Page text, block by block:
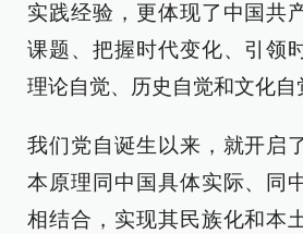
实践经验，更体现了中国共
课题、把握时代变化、引领
理论自觉、历史自觉和文化自
我们党自诞生以来，就开启
本原理同中国具体实际、同
相结合，实现其民族化和本